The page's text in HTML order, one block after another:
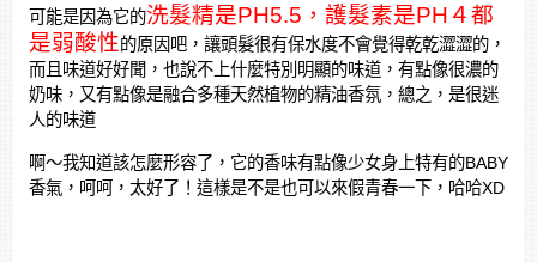
可能是因為它的洗髮精是PH5.5，護髮素是PH４都
是弱酸性的原因吧，讓頭髮很有保水度不會覺得乾乾澀澀的，
而且味道好好聞，也說不上什麼特別明顯的味道，有點像很濃的
奶味，又有點像是融合多種天然植物的精油香氛，總之，是很迷
人的味道
啊～我知道該怎麼形容了，它的香味有點像少女身上特有的BABY
香氣，呵呵，太好了！這樣是不是也可以來假青春一下，哈哈XD